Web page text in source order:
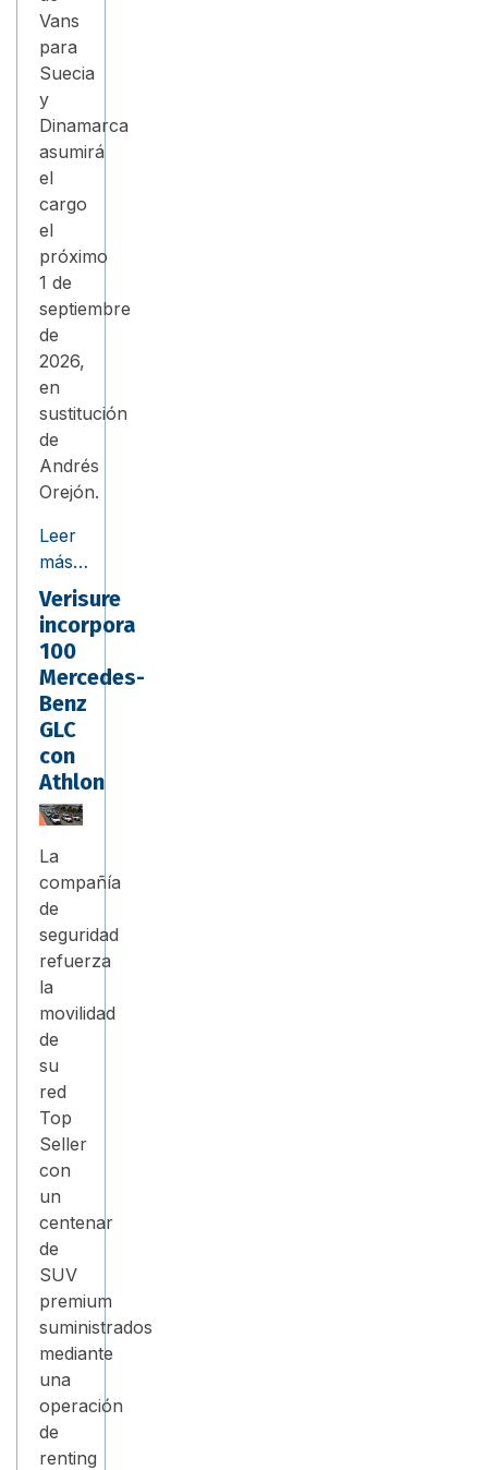
Vans
para
Suecia
y
Dinamarca
asumirá
el
cargo
el
próximo
1 de
septiembre
de
2026,
en
sustitución
de
Andrés
Orejón.
Leer
más…
Verisure
incorpora
100
Mercedes-
Benz
GLC
con
Athlon
La
compañía
de
seguridad
refuerza
la
movilidad
de
su
red
Top
Seller
con
un
centenar
de
SUV
premium
suministrados
mediante
una
operación
de
renting